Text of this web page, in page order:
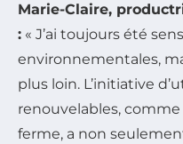
Marie-Claire,
: « J’ai toujours été
environnementales,
plus loin. L’initiative
renouvelables, comme
ferme, a non